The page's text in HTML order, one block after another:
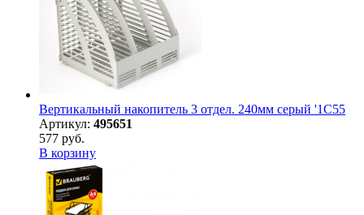
Вертикальный накопитель 3 отдел. 240мм серый '1С55
Артикул: 495651
577 руб.
В корзину